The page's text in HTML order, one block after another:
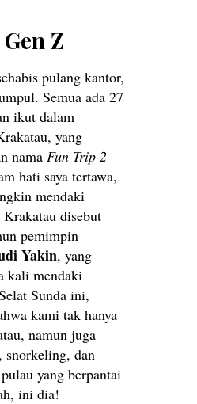
Z
pulang kantor,
Semua ada 27
ikut dalam
yang
nama Fun Trip 2
hati saya tertawa,
mendaki
disebut
pemimpin
Yakin, yang
kali mendaki
Sunda ini,
kami tak hanya
namun juga
snorkeling, dan
yang berpantai
ini dia!